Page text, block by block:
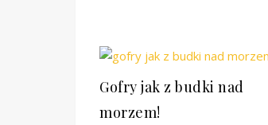
Gofry jak z budki nad
morzem!